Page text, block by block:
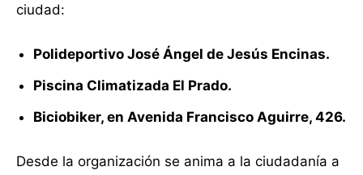
ciudad:
Polideportivo José Ángel de Jesús Encinas.
Piscina Climatizada El Prado.
Biciobiker, en Avenida Francisco Aguirre, 426.
Desde la organización se anima a la ciudadanía a